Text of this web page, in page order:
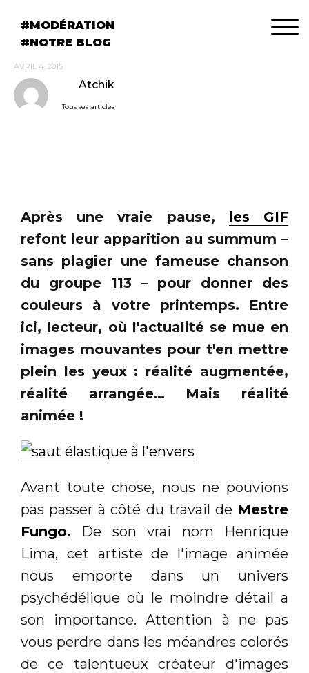
MODÉRATION
NOTRE BLOG
AVRIL 4, 2015
Atchik
Tous ses articles
Après une vraie pause, les GIF
refont leur apparition au summum –
sans plagier une fameuse chanson
du groupe 113 – pour donner des
couleurs à votre printemps. Entre
ici, lecteur, où l'actualité se mue en
images mouvantes pour t'en mettre
plein les yeux : réalité augmentée,
réalité arrangée… Mais réalité
animée !
Avant toute chose, nous ne pouvions
pas passer à côté du travail de Mestre
Fungo. De son vrai nom Henrique
Lima, cet artiste de l'image animée
nous emporte dans un univers
psychédélique où le moindre détail a
son importance. Attention à ne pas
vous perdre dans les méandres colorés
de ce talentueux créateur d'images